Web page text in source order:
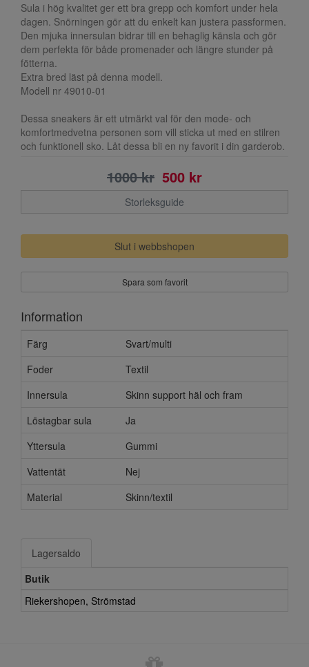
Sula i hög kvalitet ger ett bra grepp och komfort under hela
dagen. Snörningen gör att du enkelt kan justera passformen.
Den mjuka innersulan bidrar till en behaglig känsla och gör
dem perfekta för både promenader och längre stunder på
fötterna.
Extra bred läst på denna modell.
Modell nr 49010-01
Dessa sneakers är ett utmärkt val för den mode- och
komfortmedvetna personen som vill sticka ut med en stilren
och funktionell sko. Låt dessa bli en ny favorit i din garderob.
1000 kr 500 kr
Storleksguide
Slut i webbshopen
Spara som favorit
Information
Färg
Svart/multi
Foder
Textil
Innersula
Skinn support häl och fram
Löstagbar sula
Ja
Yttersula
Gummi
Vattentät
Nej
Material
Skinn/textil
Lagersaldo
Butik
Riekershopen, Strömstad